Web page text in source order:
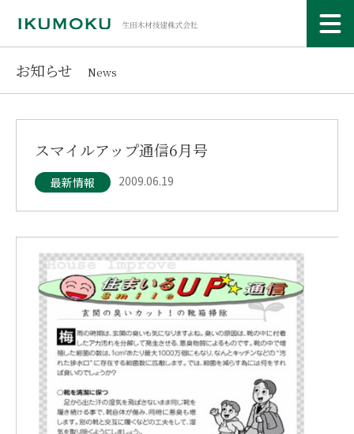
お知らせ News
スマイルアップ通信6月号
最新情報 2009.06.19